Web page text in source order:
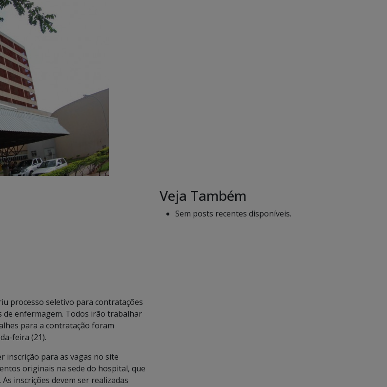
processo seletivo para contratações
de enfermagem. Todos irão trabalhar
para a contratação foram
feira (21).
inscrição para as vagas no site
originais na sede do hospital, que
inscrições devem ser realizadas
Veja Também
Sem posts recentes disponíveis.